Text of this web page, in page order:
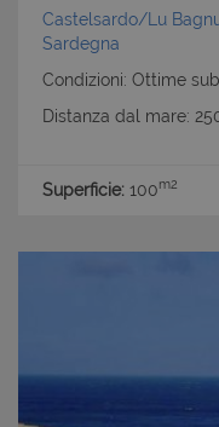
Castelsardo/Lu
Sardegna
Condizioni: Ottime
Distanza dal mare:
Superficie: 100m2